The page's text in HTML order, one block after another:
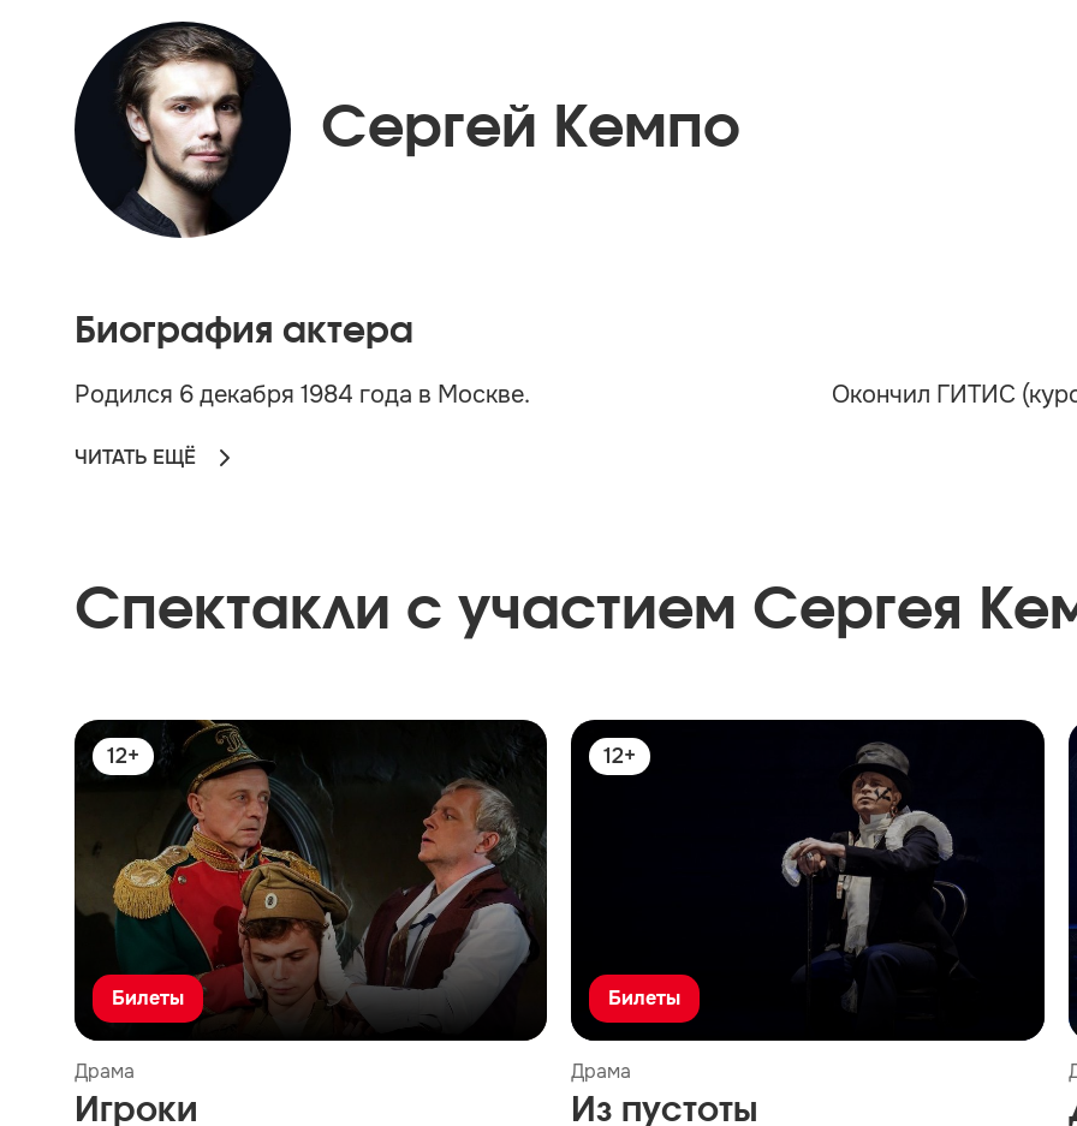
Сергей Кемпо
Биография актера
Родился 6 декабря 1984 года в Москве. Окончил ГИТИС
ЧИТАТЬ ЕЩЁ
Спектакли с участием Сергея
12+
Билеты
Драма
Игроки
12+
Билеты
Драма
Из пустоты